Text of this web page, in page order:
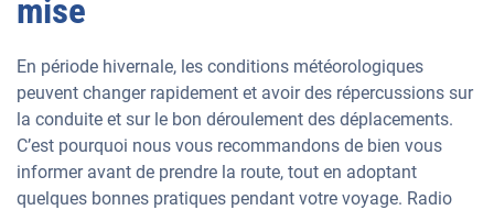
mise
En période hivernale, les conditions météorologiques
peuvent changer rapidement et avoir des répercussions sur
la conduite et sur le bon déroulement des déplacements.
C’est pourquoi nous vous recommandons de bien vous
informer avant de prendre la route, tout en adoptant
quelques bonnes pratiques pendant votre voyage. Radio